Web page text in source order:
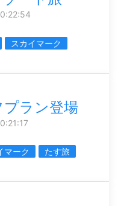
スカイマーク
ラン登場
マーク
たす旅